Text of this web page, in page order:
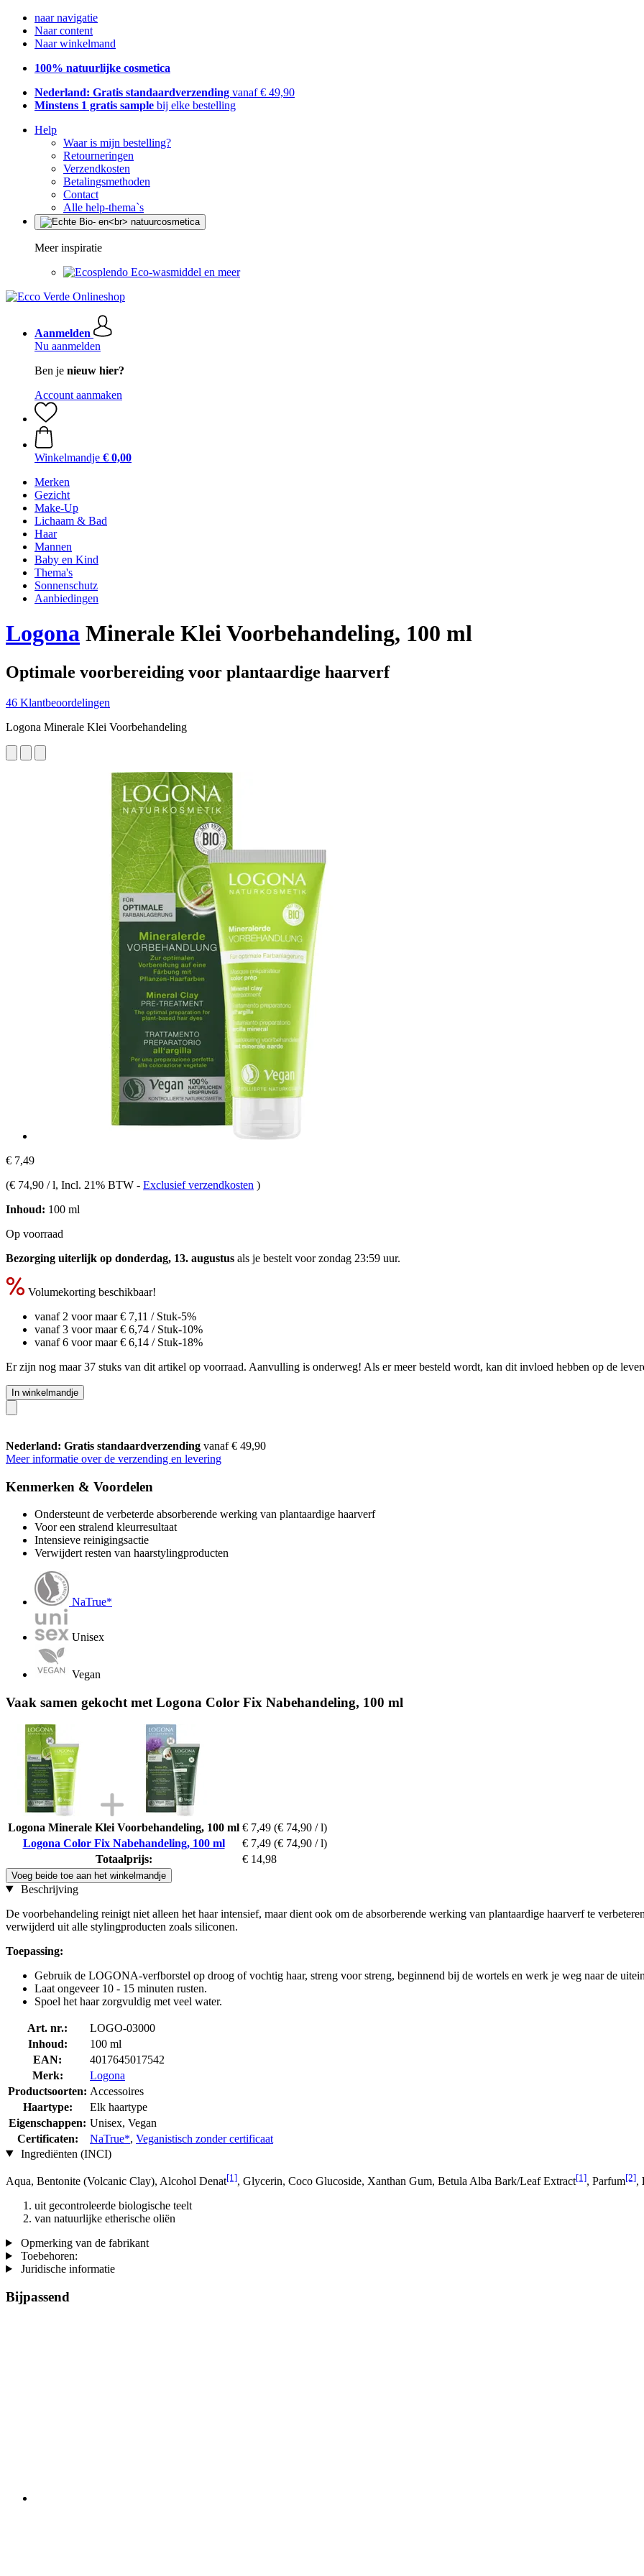
naar navigatie
Naar content
Naar winkelmand
100% natuurlijke cosmetica
Nederland: Gratis standaardverzending vanaf € 49,90
Minstens 1 gratis sample bij elke bestelling
Help
Waar is mijn bestelling?
Retourneringen
Verzendkosten
Betalingsmethoden
Contact
Alle help-thema`s
Meer inspiratie
Eco-wasmiddel en meer
Aanmelden
Nu aanmelden
Ben je nieuw hier?
Account aanmaken
Winkelmandje € 0,00
Merken
Gezicht
Make-Up
Lichaam & Bad
Haar
Mannen
Baby en Kind
Thema's
Sonnenschutz
Aanbiedingen
Logona Minerale Klei Voorbehandeling, 100 ml
Optimale voorbereiding voor plantaardige haarverf
46 Klantbeoordelingen
Logona Minerale Klei Voorbehandeling
€ 7,49
(€ 74,90 / l, Incl. 21% BTW - Exclusief verzendkosten )
Inhoud: 100 ml
Op voorraad
Bezorging uiterlijk op donderdag, 13. augustus als je bestelt voorzondag 23:59 uur.
Volumekorting beschikbaar!
vanaf 2 voor maar€ 7,11 / Stuk-5%
vanaf 3 voor maar€ 6,74 / Stuk-10%
vanaf 6 voor maar€ 6,14 / Stuk-18%
Er zijn nog maar 37 stuks van dit artikel op voorraad. Aanvulling is onderweg! Als er meer besteld wordt, kan dit invloed hebben op de
In winkelmandje
Nederland: Gratis standaardverzending vanaf € 49,90
Meer informatie over de verzending en levering
Kenmerken & Voordelen
Ondersteunt de verbeterde absorberende werking van plantaardige haarverf
Voor een stralend kleurresultaat
Intensieve reinigingsactie
Verwijdert resten van haarstylingproducten
NaTrue*
Unisex
Vegan
Vaak samen gekocht met Logona Color Fix Nabehandeling, 100 ml
Logona Minerale Klei Voorbehandeling, 100 ml € 7,49 (€ 74,90 / l)
Logona Color Fix Nabehandeling, 100 ml
€ 7,49 (€ 74,90 / l)
Totaalprijs:
€ 14,98
Voeg beide toe aan het winkelmandje
Beschrijving
De voorbehandeling reinigt niet alleen het haar intensief, maar dient ook om de absorberende werking van plantaardige haarverf te
verwijderd uit alle stylingproducten zoals siliconen.
Toepassing:
Gebruik de LOGONA-verfborstel op droog of vochtig haar, streng voor streng, beginnend bij de wortels en werk je weg naar de
Laat ongeveer 10 - 15 minuten rusten.
Spoel het haar zorgvuldig met veel water.
Art. nr.:
LOGO-03000
Inhoud:
100 ml
EAN:
4017645017542
Merk:
Logona
Productsoorten: Accessoires
Haartype:
Elk haartype
Eigenschappen: Unisex, Vegan
Certificaten:
NaTrue*, Veganistisch zonder certificaat
Ingrediënten (INCI)
Aqua, Bentonite (Volcanic Clay), Alcohol Denat[1], Glycerin, Coco Glucoside, Xanthan Gum, Betula Alba Bark/Leaf Extract[1], Parfum[2],
uit gecontroleerde biologische teelt
van natuurlijke etherische oliën
Opmerking van de fabrikant
Toebehoren:
Juridische informatie
Bijpassend